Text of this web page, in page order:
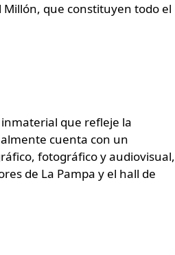
Millón, que constituyen todo el
que refleje la
cuenta con un
fotográfico y audiovisual,
de La Pampa y el hall de